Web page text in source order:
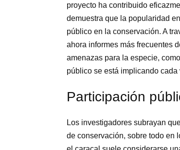
proyecto ha contribuido
demuestra que la popularidad
público en la conservación. A
ahora informes más frecuentes
amenazas para la especie,
público se está implicando
Participación
Los investigadores subrayan
de conservación, sobre todo en